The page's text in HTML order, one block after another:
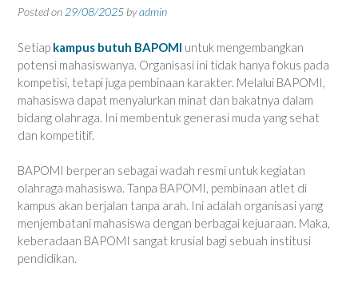
Posted on 29/08/2025 byadmin
Setiap kampus butuh BAPOMI untuk mengembangkan
potensi mahasiswanya. Organisasi ini tidak hanya fokus pada
kompetisi, tetapi juga pembinaan karakter. Melalui BAPOMI,
mahasiswa dapat menyalurkan minat dan bakatnya dalam
bidang olahraga. Ini membentuk generasi muda yang sehat
dan kompetitif.
BAPOMI berperan sebagai wadah resmi untuk kegiatan
olahraga mahasiswa. Tanpa BAPOMI, pembinaan atlet di
kampus akan berjalan tanpa arah. Ini adalah organisasi yang
menjembatani mahasiswa dengan berbagai kejuaraan. Maka,
keberadaan BAPOMI sangat krusial bagi sebuah institusi
pendidikan.